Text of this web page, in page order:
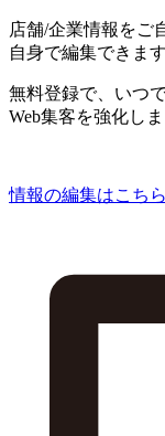
店舗/企業情報をご
自身で編集できま
無料登録で、いつ
Web集客を強化しま
情報の編集はこちら